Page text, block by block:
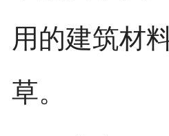
用的建筑材
草。